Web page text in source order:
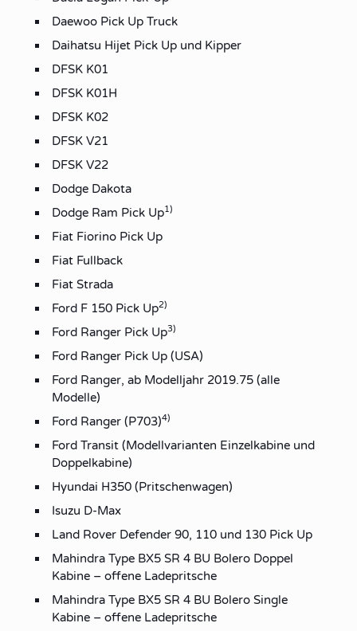
Daewoo Pick Up Truck
Daihatsu Hijet Pick Up und Kipper
DFSK K01
DFSK K01H
DFSK K02
DFSK V21
DFSK V22
Dodge Dakota
Dodge Ram Pick Up1)
Fiat Fiorino Pick Up
Fiat Fullback
Fiat Strada
Ford F 150 Pick Up2)
Ford Ranger Pick Up3)
Ford Ranger Pick Up (USA)
Ford Ranger, ab Modelljahr 2019.75 (alle
Modelle)
Ford Ranger (P703)4)
Ford Transit (Modellvarianten Einzelkabine und
Doppelkabine)
Hyundai H350 (Pritschenwagen)
Isuzu D-Max
Land Rover Defender 90, 110 und 130 Pick Up
Mahindra Type BX5 SR 4 BU Bolero Doppel
Kabine – offene Ladepritsche
Mahindra Type BX5 SR 4 BU Bolero Single
Kabine – offene Ladepritsche